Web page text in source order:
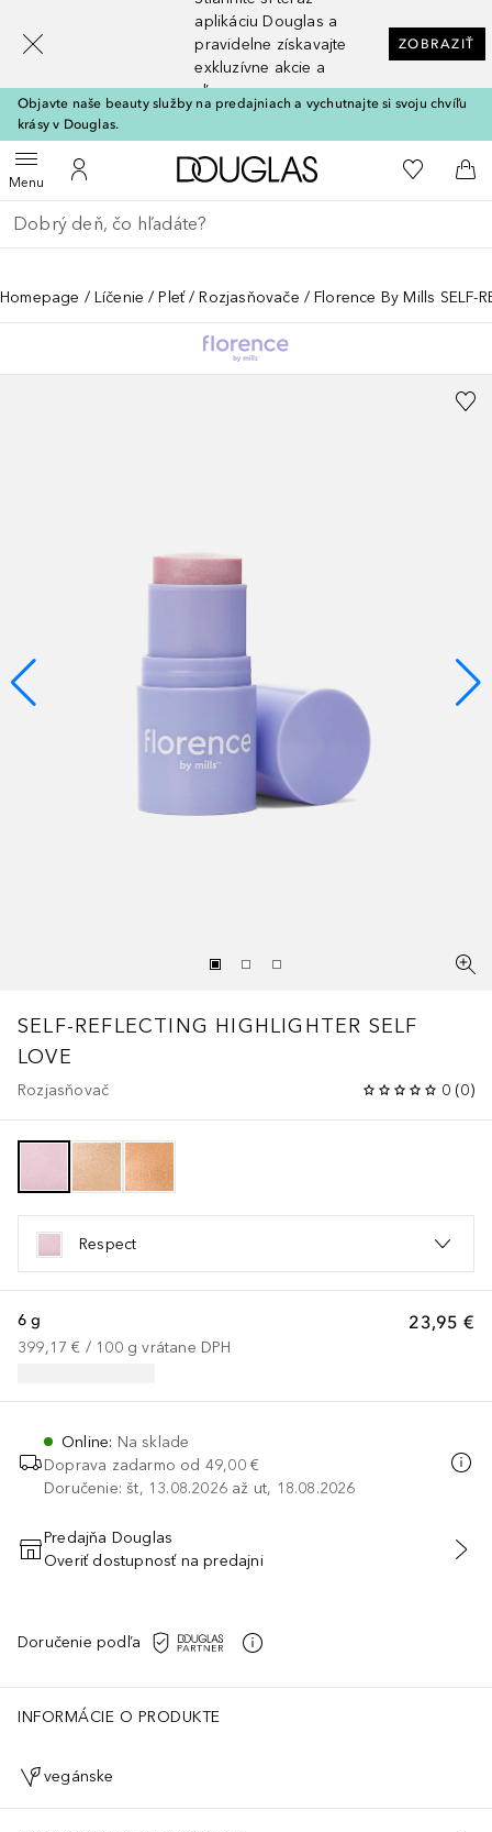
aplikáciu Douglas a
pravidelne získavajte
exkluzívne akcie a
zľavy
ZOBRAZIŤ
Objavte naše beauty služby na predajniach a vychutnajte si svoju chvíľu
krásy v Douglas.
MenuOtvoriť menuDo môjho účtu
Domov Do môjho
Do
Choď späť
Vykonajte vyhľadávanie
Homepage Líčenie Pleť Rozjasňovače Florence By Mills SELF-
SELF-REFLECTING HIGHLIGHTER SELF
LOVE
Rozjasňovač 0 (0)
Respect
23,95 €
6 g
399,17 € / 100 g vrátane DPH
Online: Na sklade
Doprava zadarmo od 49,00 €
Doručenie: št, 13.08.2026 až ut, 18.08.2026
PRIDAŤ DO KOŠÍKA
Predajňa Douglas
Overiť dostupnosť na predajni
Doručenie podľa
INFORMÁCIE O PRODUKTE
vegánske
[navigation.slideout.screenreader]